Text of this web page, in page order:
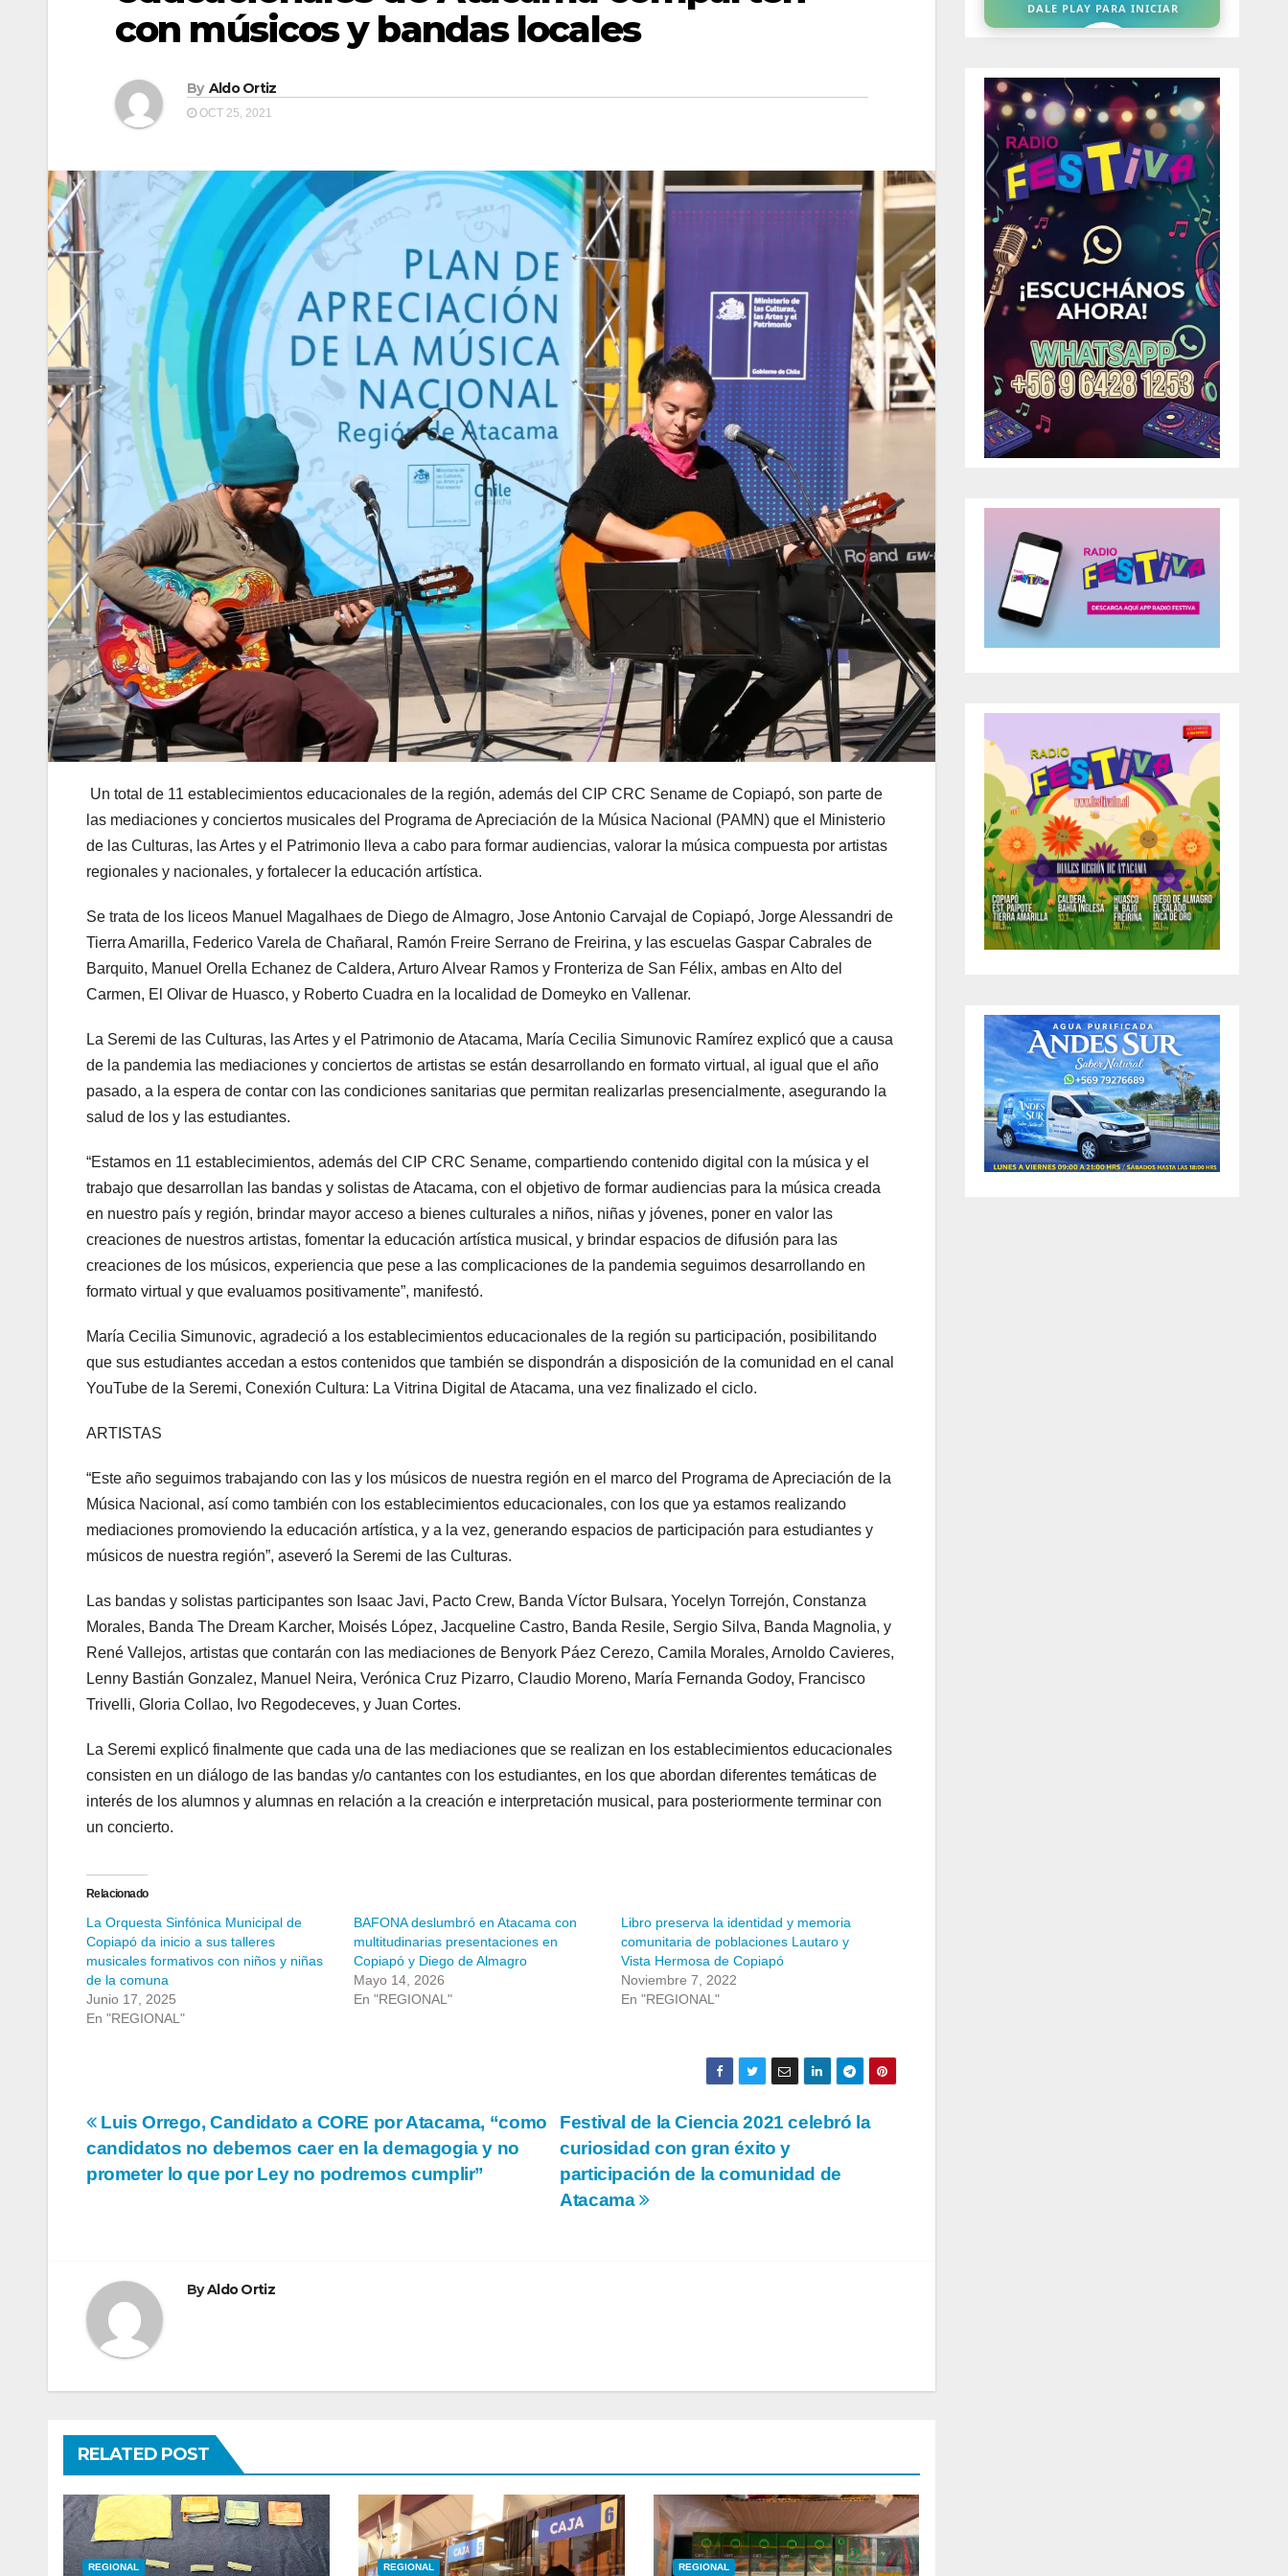
con músicos y bandas locales
By Aldo Ortiz
OCT 25, 2021
Un total de 11 establecimientos educacionales de la región, además del CIP CRC Sename de Copiapó, son parte de
las mediaciones y conciertos musicales del Programa de Apreciación de la Música Nacional (PAMN) que el Ministerio
de las Culturas, las Artes y el Patrimonio lleva a cabo para formar audiencias, valorar la música compuesta por artistas
regionales y nacionales, y fortalecer la educación artística.
Se trata de los liceos Manuel Magalhaes de Diego de Almagro, Jose Antonio Carvajal de Copiapó, Jorge Alessandri de
Tierra Amarilla, Federico Varela de Chañaral, Ramón Freire Serrano de Freirina, y las escuelas Gaspar Cabrales de
Barquito, Manuel Orella Echanez de Caldera, Arturo Alvear Ramos y Fronteriza de San Félix, ambas en Alto del
Carmen, El Olivar de Huasco, y Roberto Cuadra en la localidad de Domeyko en Vallenar.
La Seremi de las Culturas, las Artes y el Patrimonio de Atacama, María Cecilia Simunovic Ramírez explicó que a causa
de la pandemia las mediaciones y conciertos de artistas se están desarrollando en formato virtual, al igual que el año
pasado, a la espera de contar con las condiciones sanitarias que permitan realizarlas presencialmente, asegurando la
salud de los y las estudiantes.
“Estamos en 11 establecimientos, además del CIP CRC Sename, compartiendo contenido digital con la música y el
trabajo que desarrollan las bandas y solistas de Atacama, con el objetivo de formar audiencias para la música creada
en nuestro país y región, brindar mayor acceso a bienes culturales a niños, niñas y jóvenes, poner en valor las
creaciones de nuestros artistas, fomentar la educación artística musical, y brindar espacios de difusión para las
creaciones de los músicos, experiencia que pese a las complicaciones de la pandemia seguimos desarrollando en
formato virtual y que evaluamos positivamente”, manifestó.
María Cecilia Simunovic, agradeció a los establecimientos educacionales de la región su participación, posibilitando
que sus estudiantes accedan a estos contenidos que también se dispondrán a disposición de la comunidad en el canal
YouTube de la Seremi, Conexión Cultura: La Vitrina Digital de Atacama, una vez finalizado el ciclo.
ARTISTAS
“Este año seguimos trabajando con las y los músicos de nuestra región en el marco del Programa de Apreciación de la
Música Nacional, así como también con los establecimientos educacionales, con los que ya estamos realizando
mediaciones promoviendo la educación artística, y a la vez, generando espacios de participación para estudiantes y
músicos de nuestra región”, aseveró la Seremi de las Culturas.
Las bandas y solistas participantes son Isaac Javi, Pacto Crew, Banda Víctor Bulsara, Yocelyn Torrejón, Constanza
Morales, Banda The Dream Karcher, Moisés López, Jacqueline Castro, Banda Resile, Sergio Silva, Banda Magnolia, y
René Vallejos, artistas que contarán con las mediaciones de Benyork Páez Cerezo, Camila Morales, Arnoldo Cavieres,
Lenny Bastián Gonzalez, Manuel Neira, Verónica Cruz Pizarro, Claudio Moreno, María Fernanda Godoy, Francisco
Trivelli, Gloria Collao, Ivo Regodeceves, y Juan Cortes.
La Seremi explicó finalmente que cada una de las mediaciones que se realizan en los establecimientos educacionales
consisten en un diálogo de las bandas y/o cantantes con los estudiantes, en los que abordan diferentes temáticas de
interés de los alumnos y alumnas en relación a la creación e interpretación musical, para posteriormente terminar con
un concierto.
Relacionado
La Orquesta Sinfónica Municipal de
Copiapó da inicio a sus talleres
musicales formativos con niños y niñas
de la comuna
Junio 17, 2025
En "REGIONAL"
BAFONA deslumbró en Atacama con
multitudinarias presentaciones en
Copiapó y Diego de Almagro
Mayo 14, 2026
En "REGIONAL"
Libro preserva la identidad y memoria
comunitaria de poblaciones Lautaro y
Vista Hermosa de Copiapó
Noviembre 7, 2022
En "REGIONAL"
Navegación
de
Festival de la Ciencia 2021 celebró la
curiosidad con gran éxito y
participación de la comunidad de
Atacama
Luis Orrego, Candidato a CORE por Atacama, “como
candidatos no debemos caer en la demagogia y no
prometer lo que por Ley no podremos cumplir”
ByAldo Ortiz
RELATED POST
REGIONAL REGIONAL REGIONAL